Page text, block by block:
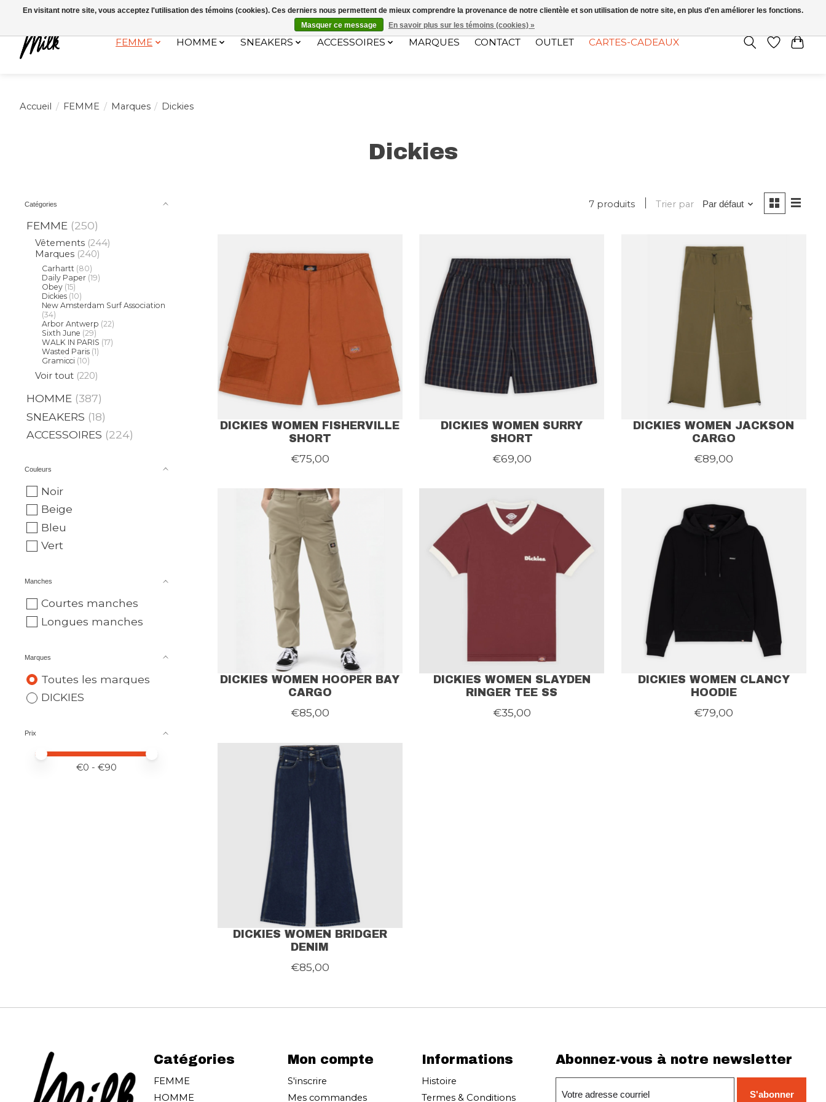
Expédition sous 48h / Livraison gratuite dès 150€ d'achats / -10% avec le code "4MILKZOO" FR S’INSCRIRE / SE CONNECTER
FEMME HOMME SNEAKERS ACCESSOIRES MARQUES CONTACT OUTLET CARTES-CADEAUX
Accueil / FEMME / Marques / Dickies
Dickies
Catégories
FEMME (250)
Vêtements (244)
Marques (240)
Carhartt (80)
Daily Paper (19)
Obey (15)
Dickies (10)
New Amsterdam Surf Association
(34)
Arbor Antwerp (22)
Sixth June (29)
WALK IN PARIS (17)
Wasted Paris (1)
Gramicci (10)
Voir tout (220)
HOMME (387)
SNEAKERS (18)
ACCESSOIRES (224)
Couleurs
Noir
Beige
Bleu
Vert
Manches
Courtes manches
Longues manches
Marques
Toutes les marques
DICKIES
Prix
Prix minimum
Price maximum value
€0 - €90
7 produits Trier par Par défaut
DICKIES WOMEN FISHERVILLE
SHORT
€75,00
DICKIES WOMEN SURRY
SHORT
€69,00
DICKIES WOMEN JACKSON
CARGO
€89,00
DICKIES WOMEN HOOPER BAY
CARGO
€85,00
DICKIES WOMEN SLAYDEN
RINGER TEE SS
€35,00
DICKIES WOMEN CLANCY
HOODIE
€79,00
DICKIES WOMEN BRIDGER
DENIM
€85,00
Catégories
FEMME
HOMME
Mon compte
S'inscrire
Mes commandes
Informations
Histoire
Termes & Conditions
Abonnez-vous à notre newsletter
S'abonner
En visitant notre site, vous acceptez l'utilisation des témoins (cookies). Ces derniers nous permettent de mieux comprendre la provenance de notre clientèle et son utilisation de notre site, en plus d'en améliorer les fonctions.
Masquer ce message
En savoir plus sur les témoins (cookies) »